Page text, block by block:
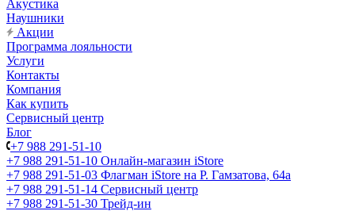
Акустика
Наушники
Акции
Программа лояльности
Услуги
Контакты
Компания
Как купить
Сервисный центр
Блог
+7 988 291-51-10
+7 988 291-51-10 Онлайн-магазин iStore
+7 988 291-51-03 Флагман iStore на Р. Гамзатова, 64а
+7 988 291-51-14 Сервисный центр
+7 988 291-51-30 Трейд-ин